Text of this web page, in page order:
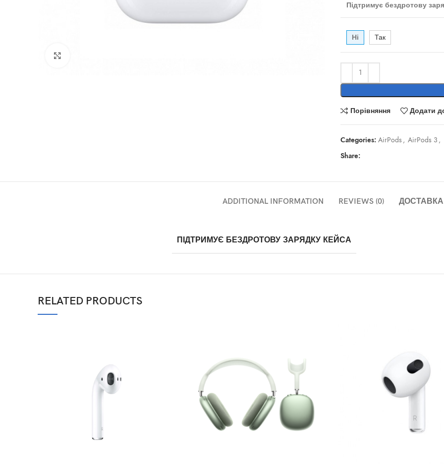
Підтримує бездротову
Ні Так
Порівняння Додати
Categories: AirPods , AirPods 3 ,
Share:
ADDITIONAL INFORMATION REVIEWS (0) ДОСТАВКА
ПІДТРИМУЄ БЕЗДРОТОВУ ЗАРЯДКУ КЕЙСА
RELATED PRODUCTS